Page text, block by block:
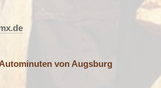
von Augsburg